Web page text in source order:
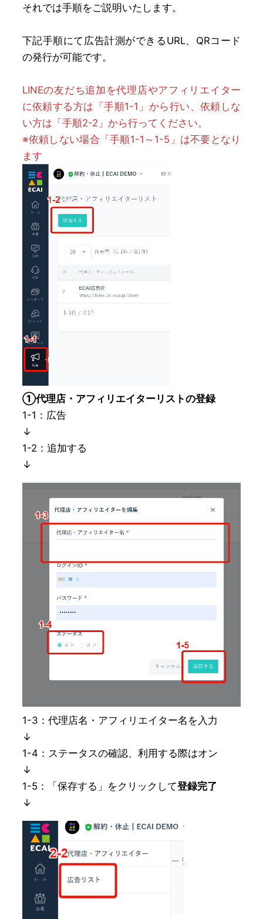
それでは手順をご説明いたします。
下記手順にて広告計測ができるURL、QRコード
の発行が可能です。
LINEの友だち追加を代理店やアフィリエイター
に依頼する方は「手順1-1」から行い、依頼しな
い方は「手順2-2」から行ってください。
※依頼しない場合「手順1-1～1-5」は不要となり
ます
①代理店・アフィリエイターリストの登録
1-1：広告
↓
1-2：追加する
↓
1-3：代理店名・アフィリエイター名を入力
↓
1-4：ステータスの確認、利用する際はオン
↓
1-5：「保存する」をクリックして登録完了
↓